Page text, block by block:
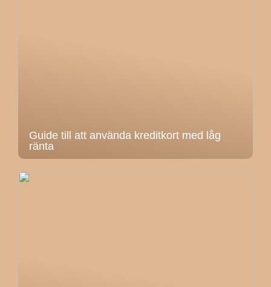
Guide till att använda kreditkort med låg
ränta